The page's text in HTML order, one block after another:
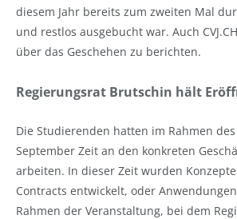
diesem Jahr bereits zum zweiten Mal
und restlos ausgebucht war. Auch
über das Geschehen zu berichten.
Regierungsrat Brutschin hält
Die Studierenden hatten im Rahmen
September Zeit an den konkreten
arbeiten. In dieser Zeit wurden
Contracts entwickelt, oder
Rahmen der Veranstaltung, bei dem